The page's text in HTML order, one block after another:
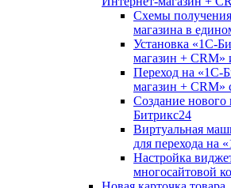
Схемы
магазина в
Установка «1С-
магазин + CRM»
Переход на «1С-
магазин + CRM»
Создание нового
Битрикс24
Виртуальная
для перехода на
Настройка
многосайтовой